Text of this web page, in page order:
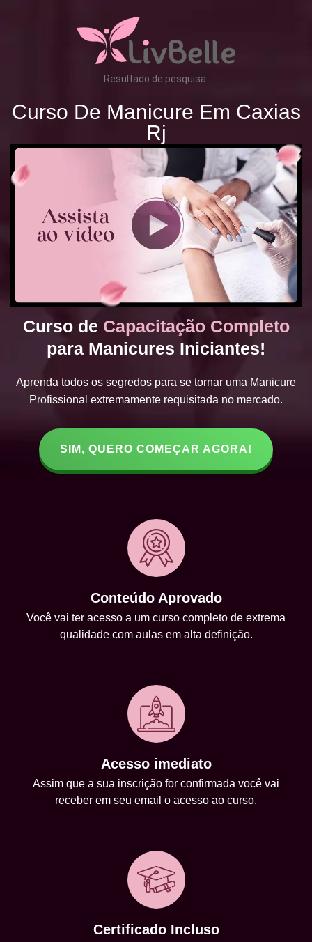
Resultado de pesquisa:
Curso De Manicure Em Caxias
Rj
Curso de Capacitação Completo
para Manicures Iniciantes!
Aprenda todos os segredos para se tornar uma Manicure
Profissional extremamente requisitada no mercado.
SIM, QUERO COMEÇAR AGORA!
Conteúdo Aprovado
Você vai ter acesso a um curso completo de extrema
qualidade com aulas em alta definição.
Acesso imediato
Assim que a sua inscrição for confirmada você vai
receber em seu email o acesso ao curso.
Certificado Incluso